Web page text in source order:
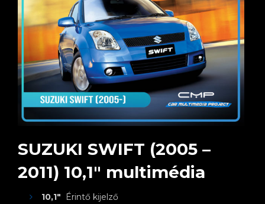
SUZUKI SWIFT (2005 –
2011) 10,1″ multimédia
10,1″
Érintő kijelző